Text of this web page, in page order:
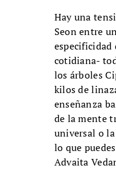
Hay una
Seon entre
especificidad
cotidiana-
los árboles
kilos de
enseñanza
de la mente
universal o
lo que
Advaita